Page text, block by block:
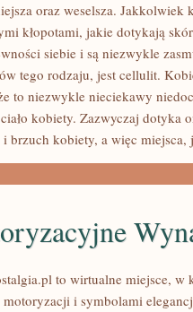
oraz weselsza.
kłopotami, jakie dotykają
siebie i są niezwykle
tego rodzaju, jest cellulit.
to niezwykle nieciekawy
kobiety. Zazwyczaj dotyka
brzuch kobiety, a więc miejsca,
to wirtualne miejsce, w
i symbolami